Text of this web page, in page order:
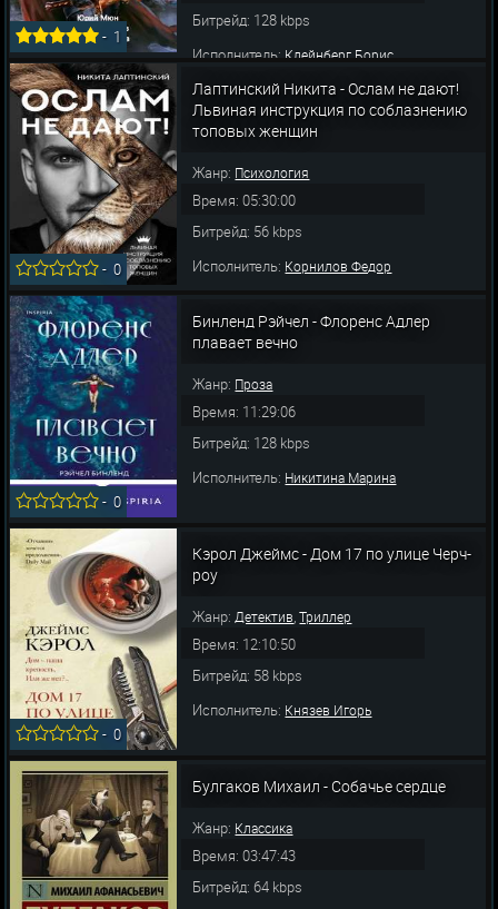
- 1
Битрейд: 128 kbps
Исполнитель: Клейнберг Борис
-0
Лаптинский Никита - Ослам не дают!
Львиная инструкция по соблазнению
топовых женщин
Жанр: Психология
Время: 05:30:00
Битрейд: 56 kbps
Исполнитель: Корнилов Федор
-0
Бинленд Рэйчел - Флоренс Адлер
плавает вечно
Жанр: Проза
Время: 11:29:06
Битрейд: 128 kbps
Исполнитель: Никитина Марина
-0
Кэрол Джеймс - Дом 17 по улице Черч-
роу
Жанр:Детектив,Триллер
Время: 12:10:50
Битрейд: 58 kbps
Исполнитель: Князев Игорь
Булгаков Михаил - Собачье сердце
Жанр: Классика
Время: 03:47:43
Битрейд: 64 kbps